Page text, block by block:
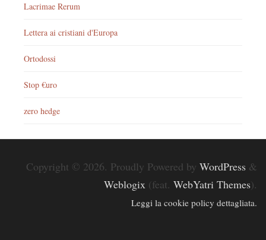
Lacrimae Rerum
Lettera ai cristiani d'Europa
Ortodossi
Stop €uro
zero hedge
Copyright © 2026. Proudly Powered by WordPress &
Weblogix (feat. WebYatri Themes).
Leggi la cookie policy dettagliata.